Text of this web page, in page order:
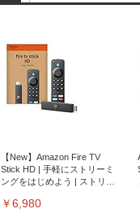
【New】Amazon Fire TV
Stick HD | 手軽にストリーミ
ングをはじめよう | ストリー
￥6,980